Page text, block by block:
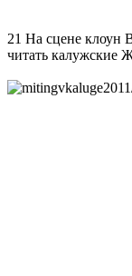
21 На сцене клоун
читать калужские